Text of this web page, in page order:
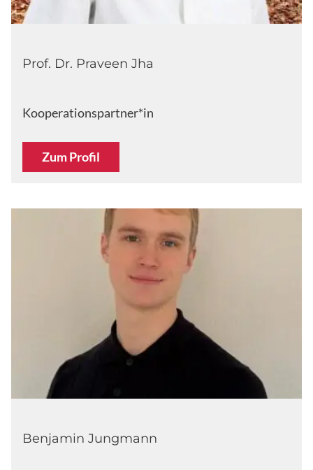
Prof. Dr. Praveen Jha
Kooperationspartner*in
Zum Profil
Benjamin Jungmann